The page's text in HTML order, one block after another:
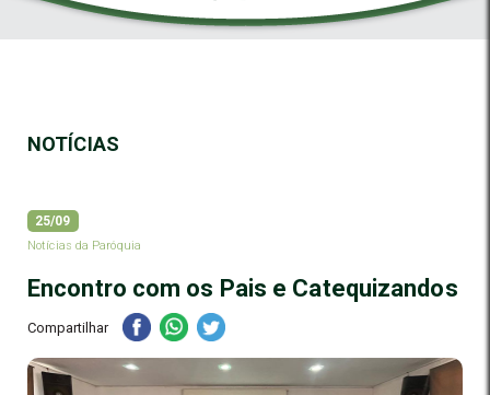
NOTÍCIAS
25/09
Notícias da Paróquia
Encontro com os Pais e Catequizandos
Compartilhar